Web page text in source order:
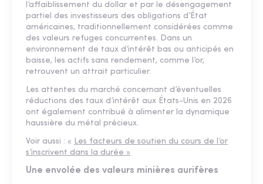
l’affaiblissement du dollar et par le désengagement
partiel des investisseurs des obligations d’État
américaines, traditionnellement considérées comme
des valeurs refuges concurrentes. Dans un
environnement de taux d’intérêt bas ou anticipés en
baisse, les actifs sans rendement, comme l’or,
retrouvent un attrait particulier.
Les attentes du marché concernant d’éventuelles
réductions des taux d’intérêt aux États-Unis en 2026
ont également contribué à alimenter la dynamique
haussière du métal précieux.
Voir aussi : « Les facteurs de soutien du cours de l’or
s’inscrivent dans la durée »
Une envolée des valeurs minières aurifères